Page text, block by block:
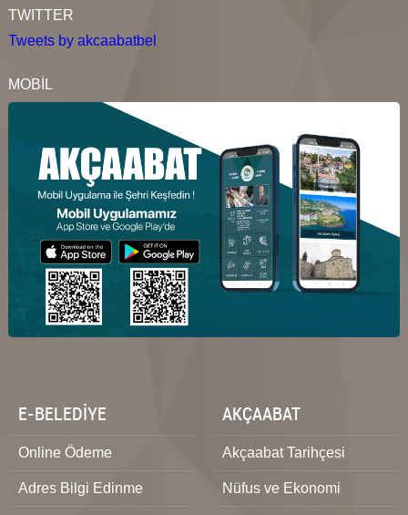
TWITTER
Tweets by akcaabatbel
MOBİL
E-BELEDİYE
Online Ödeme
Adres Bilgi Edinme
AKÇAABAT
Akçaabat Tarihçesi
Nüfus ve Ekonomi